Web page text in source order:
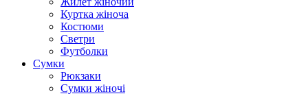
Куртка жіноча
Костюми
Светри
Футболки
Сумки
Рюкзаки
Сумки жіночі